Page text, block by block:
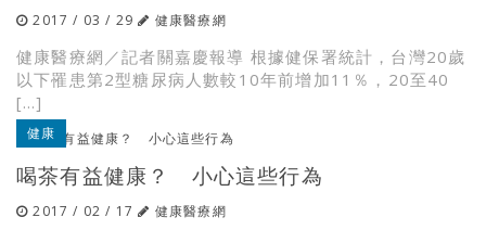
2017 / 03 / 29 健康醫療網
健康醫療網／記者關嘉慶報導 根據健保署統計，台灣20歲
以下罹患第2型糖尿病人數較10年前增加11％，20至40
[…]
健康
喝茶有益健康？ 小心這些行為
2017 / 02 / 17 健康醫療網